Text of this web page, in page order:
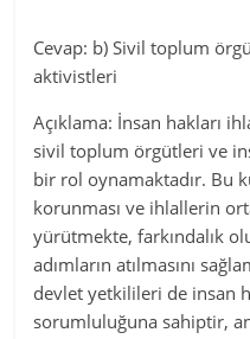
Cevap: b) Sivil toplum
aktivistleri
Açıklama: İnsan hakları
sivil toplum örgütleri ve
bir rol oynamaktadır. Bu
korunması ve ihlallerin
yürütmekte, farkındalık
adımların atılmasını
devlet yetkilileri de insan
sorumluluğuna sahiptir,